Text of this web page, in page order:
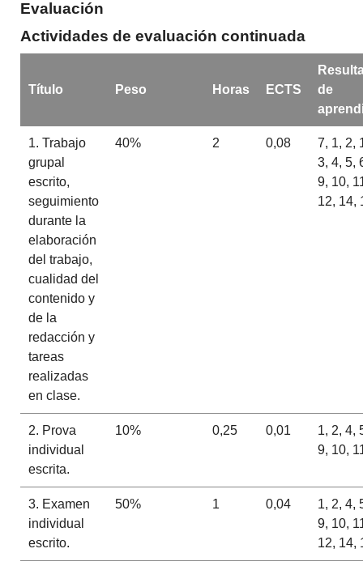
Evaluación
Actividades de evaluación continuada
Título Peso Horas ECTS
de
1. Trabajo
grupal
escrito,
seguimiento
durante la
elaboración
del trabajo,
cualidad del
contenido y
de la
redacción y
tareas
realizadas
en clase.
40% 2 0,08
7, 1, 2,
3, 4, 5,
9, 10,
12, 14,
2. Prova
individual
escrita.
10% 0,25 0,01
1, 2, 4,
9, 10,
3. Examen
individual
escrito.
50% 1 0,04
1, 2, 4,
9, 10,
12, 14,